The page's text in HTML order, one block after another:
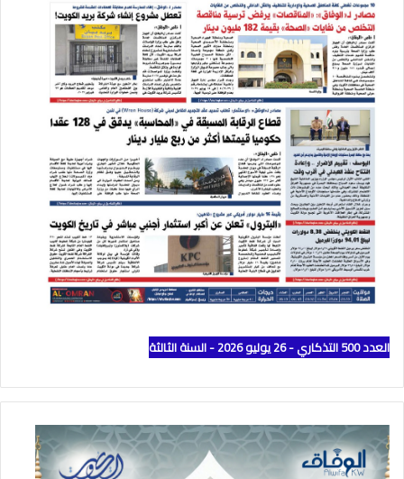
العدد 500 التذكاري - 26 يوليو 2026 - السنة الثالثة